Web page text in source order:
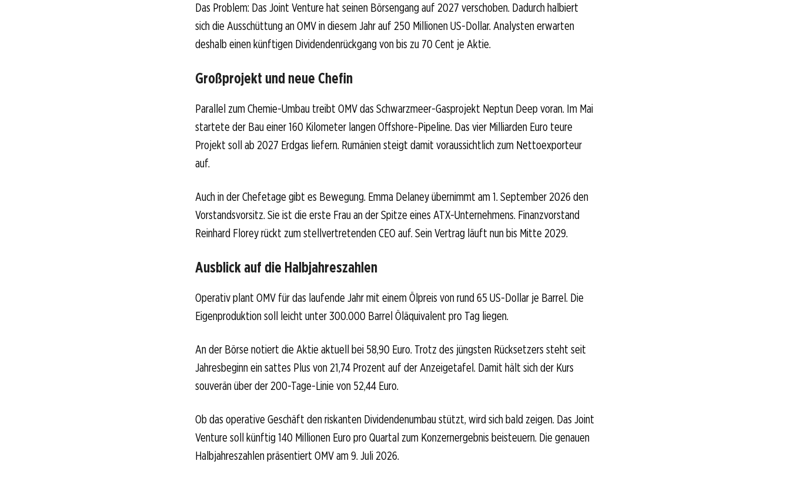
Das Problem: Das Joint Venture hat seinen Börsengang auf 2027 verschoben. Dadurch halbiert
sich die Ausschüttung an OMV in diesem Jahr auf 250 Millionen US-Dollar. Analysten erwarten
deshalb einen künftigen Dividendenrückgang von bis zu 70 Cent je Aktie.
Großprojekt und neue Chefin
Parallel zum Chemie-Umbau treibt OMV das Schwarzmeer-Gasprojekt Neptun Deep voran. Im Mai
startete der Bau einer 160 Kilometer langen Offshore-Pipeline. Das vier Milliarden Euro teure
Projekt soll ab 2027 Erdgas liefern. Rumänien steigt damit voraussichtlich zum Nettoexporteur
auf.
Auch in der Chefetage gibt es Bewegung. Emma Delaney übernimmt am 1. September 2026 den
Vorstandsvorsitz. Sie ist die erste Frau an der Spitze eines ATX-Unternehmens. Finanzvorstand
Reinhard Florey rückt zum stellvertretenden CEO auf. Sein Vertrag läuft nun bis Mitte 2029.
Ausblick auf die Halbjahreszahlen
Operativ plant OMV für das laufende Jahr mit einem Ölpreis von rund 65 US-Dollar je Barrel. Die
Eigenproduktion soll leicht unter 300.000 Barrel Öläquivalent pro Tag liegen.
An der Börse notiert die Aktie aktuell bei 58,90 Euro. Trotz des jüngsten Rücksetzers steht seit
Jahresbeginn ein sattes Plus von 21,74 Prozent auf der Anzeigetafel. Damit hält sich der Kurs
souverän über der 200-Tage-Linie von 52,44 Euro.
Ob das operative Geschäft den riskanten Dividendenumbau stützt, wird sich bald zeigen. Das Joint
Venture soll künftig 140 Millionen Euro pro Quartal zum Konzernergebnis beisteuern. Die genauen
Halbjahreszahlen präsentiert OMV am 9. Juli 2026.